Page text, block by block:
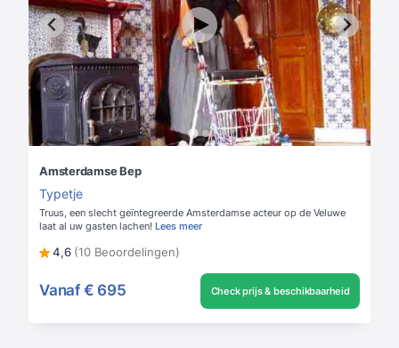
Amsterdamse Bep
Typetje
Truus, een slecht geïntegreerde Amsterdamse acteur op de Veluwe
laat al uw gasten lachen! Lees meer
4,6 (10 Beoordelingen)
Vanaf € 695 Check prijs & beschikbaarheid